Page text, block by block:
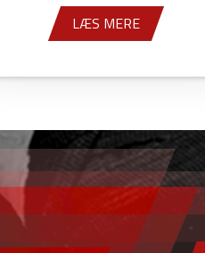
LÆS MERE